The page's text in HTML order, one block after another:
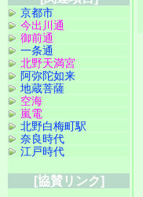
京都市
今出川通
御前通
一条通
北野天満宮
阿弥陀如来
地蔵菩薩
空海
嵐電
北野白梅町駅
奈良時代
江戸時代
[協賛リンク]